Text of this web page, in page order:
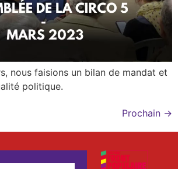
nous faisions un bilan de mandat et
politique.
Prochain →